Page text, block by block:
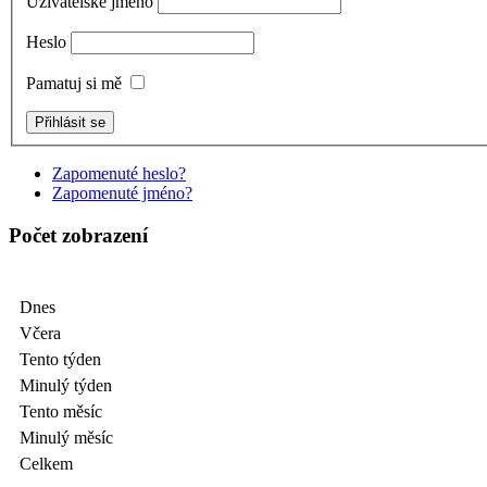
Heslo
Pamatuj si mě
Zapomenuté heslo?
Zapomenuté jméno?
Počet zobrazení
Dnes
Včera
Tento týden
Minulý týden
Tento měsíc
Minulý měsíc
Celkem